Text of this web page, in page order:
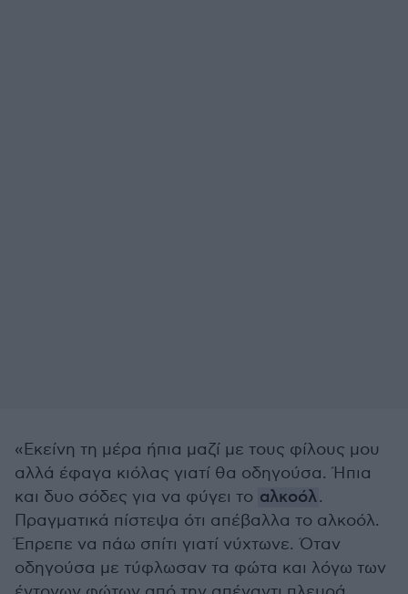
«Εκείνη τη μέρα ήπια μαζί με τους φίλους μου
αλλά έφαγα κιόλας γιατί θα οδηγούσα. Ήπια
και δυο σόδες για να φύγει το αλκοόλ.
Πραγματικά πίστεψα ότι απέβαλλα το αλκοόλ.
Έπρεπε να πάω σπίτι γιατί νύχτωνε. Όταν
οδηγούσα με τύφλωσαν τα φώτα και λόγω των